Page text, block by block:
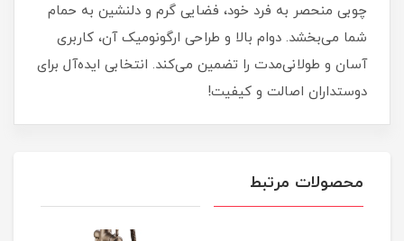
چوبی منحصر به فرد خود، فضایی گرم و دلنشین به حمام
شما می‌بخشد. دوام بالا و طراحی ارگونومیک آن، کاربری
آسان و طولانی‌مدت را تضمین می‌کند. انتخابی ایده‌آل برای
دوستداران اصالت و کیفیت!
محصولات مرتبط